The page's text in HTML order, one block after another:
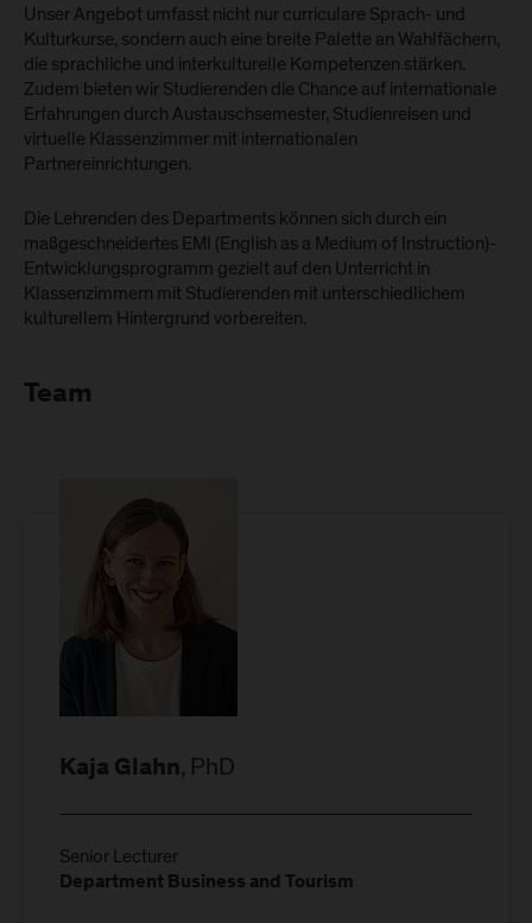
Unser Angebot umfasst nicht nur curriculare Sprach- und
Kulturkurse, sondern auch eine breite Palette an Wahlfächern,
die sprachliche und interkulturelle Kompetenzen stärken.
Zudem bieten wir Studierenden die Chance auf internationale
Erfahrungen durch Austauschsemester, Studienreisen und
virtuelle Klassenzimmer mit internationalen
Partnereinrichtungen.
Die Lehrenden des Departments können sich durch ein
maßgeschneidertes EMI (English as a Medium of Instruction)-
Entwicklungsprogramm gezielt auf den Unterricht in
Klassenzimmern mit Studierenden mit unterschiedlichem
kulturellem Hintergrund vorbereiten.
Team
Kaja Glahn, PhD
Senior Lecturer
Department Business and Tourism